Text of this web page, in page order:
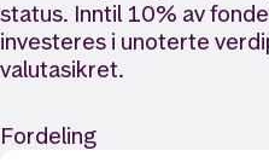
status. Inntil 10% av
investeres i unoterte
valutasikret.
Fordeling